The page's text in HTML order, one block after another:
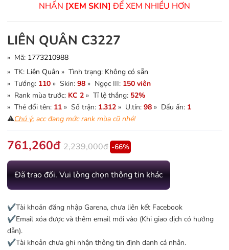
NHẤN [XEM SKIN] ĐỂ XEM NHIỀU HƠN
LIÊN QUÂN C3227
» Mã: 1773210988
» TK: Liên Quân » Tình trạng: Không có sẵn
» Tướng: 110 » Skin: 98 » Ngọc III: 150 viên
» Rank mùa trước: KC 2 » Tỉ lệ thắng: 52%
» Thẻ đổi tên: 11 » Số trận: 1.312 » U.tín: 98 » Dấu ấn: 1
⚠️Chú ý: acc đang mức rank mùa cũ nhé!
761,260đ 2,239,000đ -66%
Đã trao đổi. Vui lòng chọn thông tin khác
✔️Tài khoản đăng nhập Garena, chưa liên kết Facebook
✔️Email xóa được và thêm email mới vào (Khi giao dịch có hướng
dẫn).
✔️Tài khoản chưa ghi nhận thông tin định danh cá nhân.